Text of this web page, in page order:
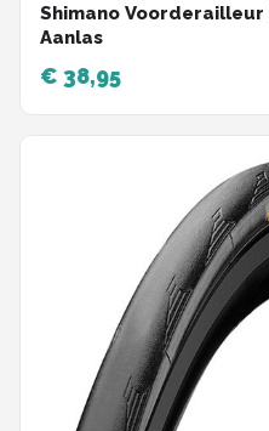
Shimano Voorderailleur
Aanlas
€ 38,95